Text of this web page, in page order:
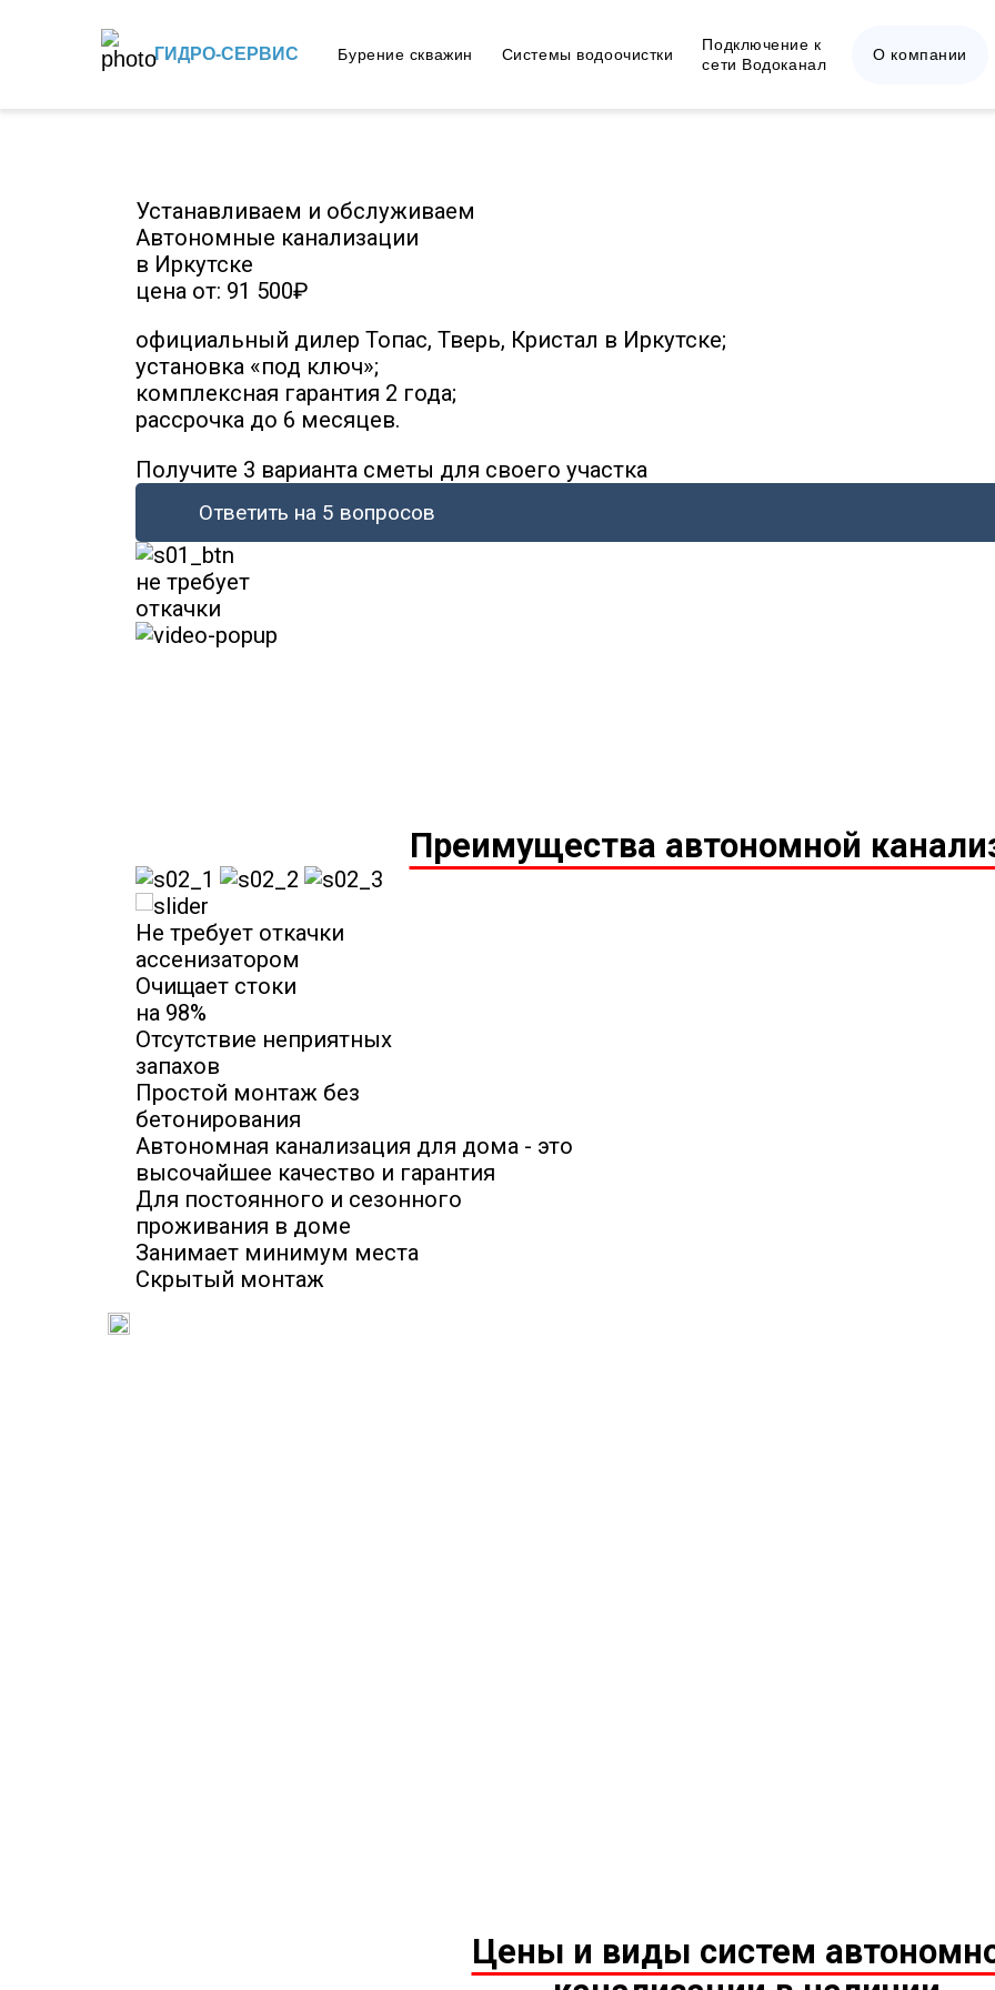
ГИДРО-СЕРВИС Бурение скважин Системы водоочистки
Подключение к
сети Водоканал
О компании
Устанавливаем и обслуживаем
Автономные канализации
в Иркутске
цена от: 91 500₽
официальный дилер Топас, Тверь, Кристал в Иркутске;
установка «под ключ»;
комплексная гарантия 2 года;
рассрочка до 6 месяцев.
Получите 3 варианта сметы для своего участка
Ответить на 5 вопросов
не требует
откачки
Преимущества автономной
Не требует откачки
ассенизатором
Очищает стоки
на 98%
Отсутствие неприятных
запахов
Простой монтаж без
бетонирования
Автономная канализация для дома - это
высочайшее качество и гарантия
Для постоянного и сезонного
проживания в доме
Занимает минимум места
Скрытый монтаж
Цены и виды систем